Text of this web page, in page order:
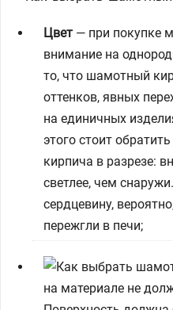
Цвет — при покупке
внимание на
то, что шамотный
оттенков, явных
на единичных
этого стоит
кирпича в разрезе:
светлее, чем
сердцевину,
пережгли в печи;
на материале не